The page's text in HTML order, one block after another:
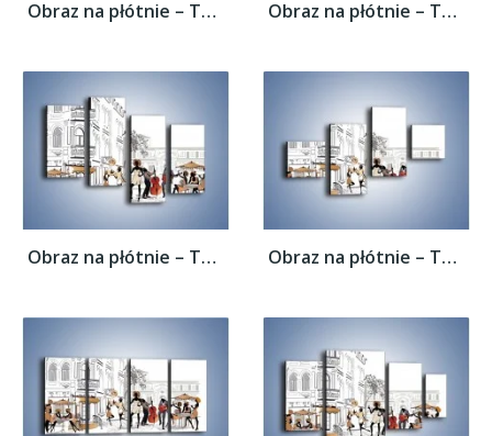
Obraz na płótnie – Tętniące życiem... Obraz na płótnie – Tętniące życiem...
Obraz na płótnie – Tętniące życiem... Obraz na płótnie – Tętniące życiem...